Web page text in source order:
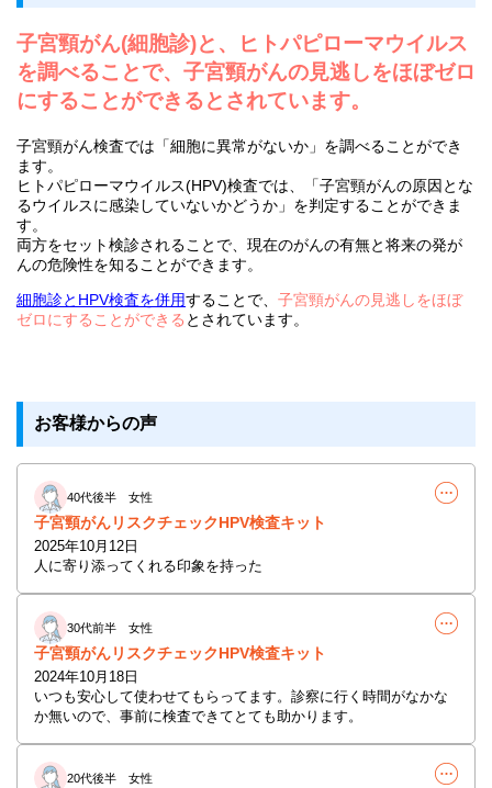
子宮頸がん(細胞診)と、ヒトパピローマウイルス
を調べることで、子宮頸がんの見逃しをほぼゼロ
にすることができるとされています。
子宮頸がん検査では「細胞に異常がないか」を調べることができ
ます。
ヒトパピローマウイルス(HPV)検査では、「子宮頸がんの原因とな
るウイルスに感染していないかどうか」を判定することができま
す。
両方をセット検診されることで、現在のがんの有無と将来の発が
んの危険性を知ることができます。
細胞診とHPV検査を併用することで、 子宮頸がんの見逃しをほぼ
ゼロにすることができる とされています。
お客様からの声
40代後半 女性
子宮頸がんリスクチェックHPV検査キット
2025年10月12日
人に寄り添ってくれる印象を持った
30代前半 女性
子宮頸がんリスクチェックHPV検査キット
2024年10月18日
いつも安心して使わせてもらってます。診察に行く時間がなかな
か無いので、事前に検査できてとても助かります。
20代後半 女性